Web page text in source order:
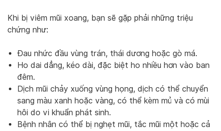
Khi bị viêm mũi xoang, bạn sẽ gặp phải những triệu
chứng như:
Đau nhức đầu vùng trán, thái dương hoặc gò má.
Ho dai dẳng, kéo dài, đặc biệt ho nhiều hơn vào ban
đêm.
Dịch mũi chảy xuống vùng họng, dịch có thể chuyển
sang màu xanh hoặc vàng, có thể kèm mủ và có mùi
hôi do vi khuẩn phát sinh.
Bệnh nhân có thể bị nghẹt mũi, tắc mũi một hoặc cả